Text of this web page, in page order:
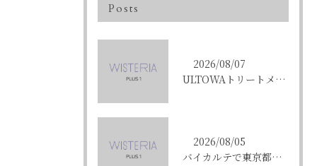
Posts
2026/08/07
ULTOWAトリートメントで東京都中央区銀座の髪質改善を目指す人への効果と選び方ガイド
2026/08/05
バイカルテで東京都中央区銀座のエイジングケア悩みを解決する方法と正規品選びのポイント